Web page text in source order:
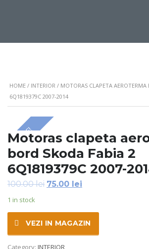
HOME / INTERIOR / MOTORAS CLAPETA AEROTERMA
6Q1819379C 2007-2014
SALE!
Motoras clapeta
bord Skoda Fabia 2
6Q1819379C 2007-
100.00lei 75.00 lei
1 in stock
VEZI IN MAGAZIN
Category: INTERIOR